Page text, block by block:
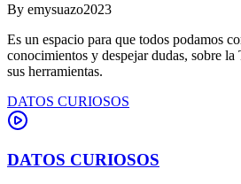
By emysuazo2023
Es un espacio para que todos podamos
conocimientos y despejar dudas, sobre
sus herramientas.
DATOS CURIOSOS
DATOS CURIOSOS